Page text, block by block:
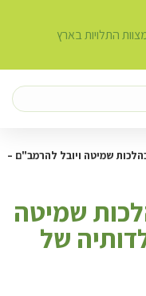
שמיטה ויובל להרמב"ם –
שמיטה
של